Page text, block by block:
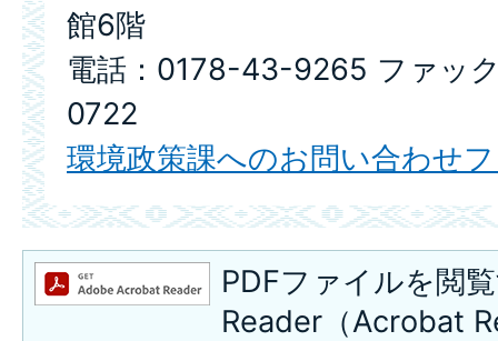
館6階
電話：0178-43-9265 ファッ
0722
環境政策課へのお問い合わせ
PDFファイルを閲
Reader（Acrobat